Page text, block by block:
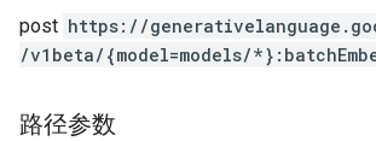
post https: / /
/v1beta/{model=models/
路径参数